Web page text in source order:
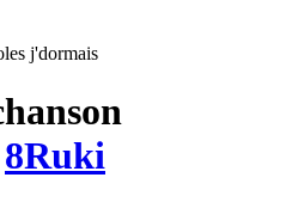
j'dormais
8Ruki